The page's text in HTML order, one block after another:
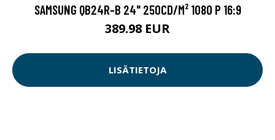
SAMSUNG QB24R-B 24" 250CD/M² 1080 P 16:9
389.98 EUR
LISÄTIETOJA